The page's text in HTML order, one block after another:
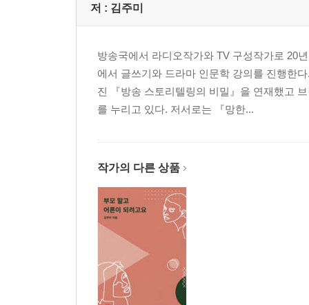
DAY 20 일일이 설명하지 않기
DAY 27 말맛을 살리는 글쓰기
DAY 28 함께할 때 완성도가 높아지는 글이 있다
DAY 29 직업으로서의 방송작가
DAY 30 지속 가능한 글쓰기
DAY 31 현장을 뛰는 베테랑의 족집게 과외
TIP 1 방송작가 일문일답
TIP 2 방송제작 전문용어
저 : 김주미
방송국에서 라디오작가와 TV 구성작가로 20
에서 글쓰기와 드라마 인문학 강의를 진행한
진 『방송 스토리텔링의 비밀』을 연재했고
를 누리고 있다. 저서로는 『망한...
작가의 다른 상품